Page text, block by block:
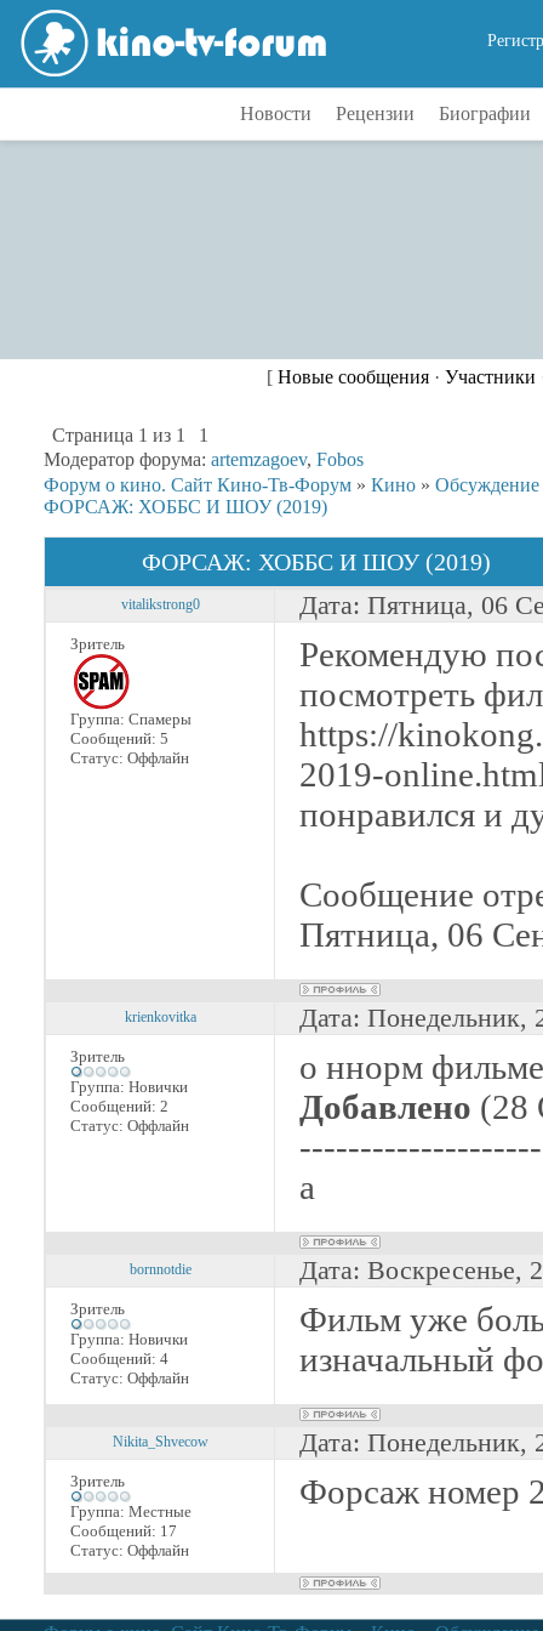
Новости Рецензии Биографии
[ Новые сообщения· Участники
Страница 1 из 1
1
Модератор форума: artemzagoev, Fobos
Форум о кино. Сайт Кино-Тв-Форум » Кино »
ФОРСАЖ: ХОББС И ШОУ (2019)
ФОРСАЖ: ХОББС И ШОУ (2019)
vitalikstrong0 Дата: Пятница, 06
Зритель
Группа: Спамеры
Сообщений: 5
Статус: Оффлайн
Рекомендую
посмотреть
https://
2019-
понравился и
Сообщение
Пятница, 06
krienkovitka Дата: Понедельник,
Зритель
Группа: Новички
Сообщений: 2
Статус: Оффлайн
о ннорм
Добавлено (28
а
bornnotdie Дата:
Зритель
Группа: Новички
Сообщений: 4
Статус: Оффлайн
Фильм уже
изначальный
Nikita_Shvecow Дата: Понедельник,
Зритель
Группа: Местные
Сообщений: 17
Статус: Оффлайн
Форсаж номер